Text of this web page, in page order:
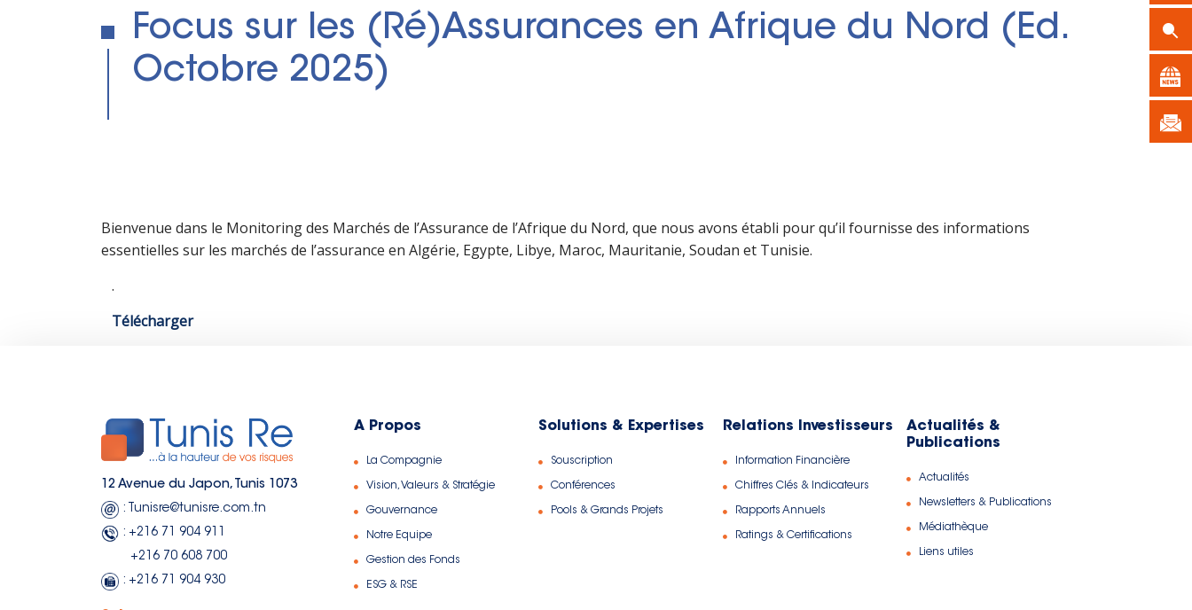
Focus sur les (Ré)Assurances en Afrique du Nord (Ed.
Octobre 2025)
Bienvenue dans le Monitoring des Marchés de l’Assurance de l’Afrique du Nord, que nous avons établi pour qu’il fournisse des informations
essentielles sur les marchés de l’assurance en Algérie, Egypte, Libye, Maroc, Mauritanie, Soudan et Tunisie.
.
Télécharger
12 Avenue du Japon, Tunis 1073
: Tunisre@tunisre.com.tn
: +216 71 904 911
+216 70 608 700
: +216 71 904 930
A Propos
La Compagnie
Vision, Valeurs & Stratégie
Gouvernance
Notre Equipe
Gestion des Fonds
ESG & RSE
Solutions & Expertises
Souscription
Conférences
Pools & Grands Projets
Relations Investisseurs
Information Financière
Chiffres Clés & Indicateurs
Rapports Annuels
Ratings & Certifications
Actualités &
Publications
Actualités
Newsletters & Publications
Médiathèque
Liens utiles